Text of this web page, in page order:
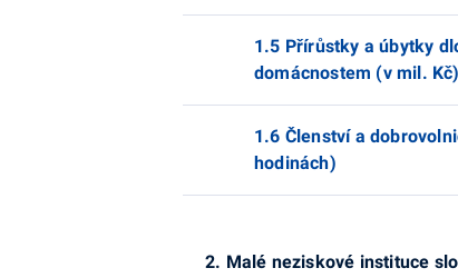
1.5 Přírůstky a úbytky
domácnostem (v mil. Kč)
1.6 Členství a
hodinách)
2. Malé neziskové instituce